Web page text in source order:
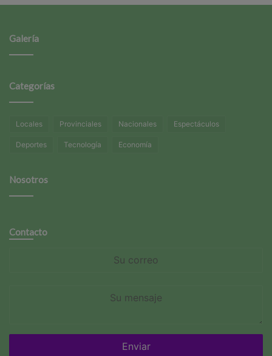
Galería
Categorías
Locales Provinciales Nacionales Espectáculos
Deportes Tecnología Economía
Nosotros
Contacto